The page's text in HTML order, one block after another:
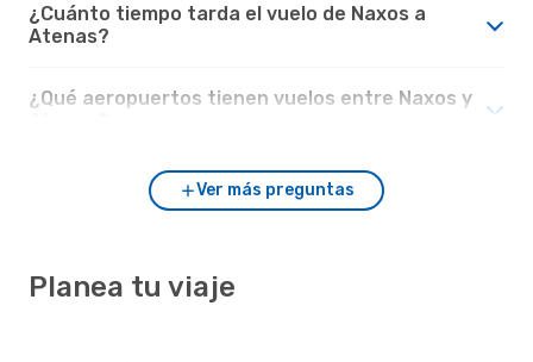
¿Cuánto tiempo tarda el vuelo de Naxos a
Atenas?
¿Qué aeropuertos tienen vuelos entre Naxos y
Ver más preguntas
Planea tu viaje